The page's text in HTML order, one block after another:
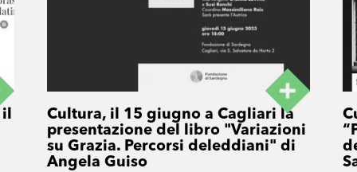
il
Cultura, il 15 giugno a Cagliari la
presentazione del libro "Variazioni
su Grazia. Percorsi deleddiani" di
Angela Guiso